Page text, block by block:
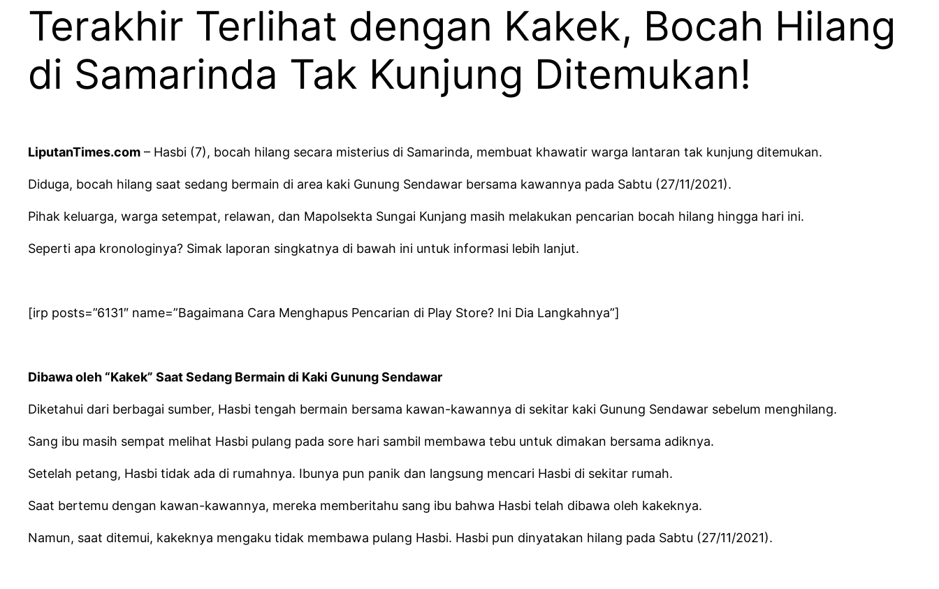
Terakhir Terlihat dengan Kakek, Bocah Hilang
di Samarinda Tak Kunjung Ditemukan!
LiputanTimes.com – Hasbi (7), bocah hilang secara misterius di Samarinda, membuat khawatir warga lantaran tak kunjung ditemukan.
Diduga, bocah hilang saat sedang bermain di area kaki Gunung Sendawar bersama kawannya pada Sabtu (27/11/2021).
Pihak keluarga, warga setempat, relawan, dan Mapolsekta Sungai Kunjang masih melakukan pencarian bocah hilang hingga hari ini.
Seperti apa kronologinya? Simak laporan singkatnya di bawah ini untuk informasi lebih lanjut.
[irp posts=”6131″ name=”Bagaimana Cara Menghapus Pencarian di Play Store? Ini Dia Langkahnya”]
Dibawa oleh “Kakek” Saat Sedang Bermain di Kaki Gunung Sendawar
Diketahui dari berbagai sumber, Hasbi tengah bermain bersama kawan-kawannya di sekitar kaki Gunung Sendawar sebelum menghilang.
Sang ibu masih sempat melihat Hasbi pulang pada sore hari sambil membawa tebu untuk dimakan bersama adiknya.
Setelah petang, Hasbi tidak ada di rumahnya. Ibunya pun panik dan langsung mencari Hasbi di sekitar rumah.
Saat bertemu dengan kawan-kawannya, mereka memberitahu sang ibu bahwa Hasbi telah dibawa oleh kakeknya.
Namun, saat ditemui, kakeknya mengaku tidak membawa pulang Hasbi. Hasbi pun dinyatakan hilang pada Sabtu (27/11/2021).